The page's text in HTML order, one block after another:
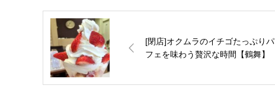
[閉店]オクムラのイチゴたっぷりパ
フェを味わう贅沢な時間【鶴舞】